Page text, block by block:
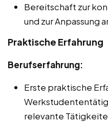
Bereitschaft zur
und zur Anpassung
Praktische Erfahrung
Berufserfahrung:
Erste praktische
relevante